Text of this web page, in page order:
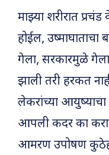
माझ्या शरीरात
होईल,
गेला, सरकारमुळे
झाली तरी हरकत
लेकरांच्या
आपली कदर का
आमरण उपोषण